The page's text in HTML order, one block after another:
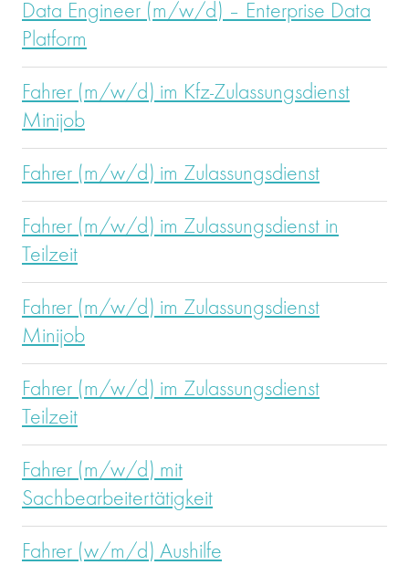
Data Engineer (m/w/d) – Enterprise Data
Platform
Fahrer (m/w/d) im Kfz-Zulassungsdienst
Minijob
Fahrer (m/w/d) im Zulassungsdienst
Fahrer (m/w/d) im Zulassungsdienst in
Teilzeit
Fahrer (m/w/d) im Zulassungsdienst
Minijob
Fahrer (m/w/d) im Zulassungsdienst
Teilzeit
Fahrer (m/w/d) mit
Sachbearbeitertätigkeit
Fahrer (w/m/d) Aushilfe